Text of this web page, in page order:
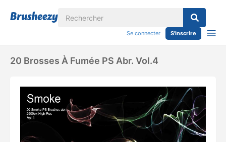
Se connecter S'inscrire
20 Brosses À Fumée PS Abr. Vol.4